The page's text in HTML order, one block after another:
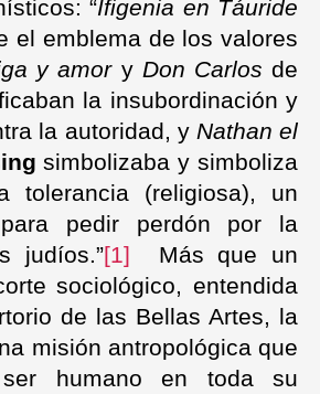
“Ifigenia en Táuride
el emblema de los valores
y amory Don Carlos de
la insubordinación y
la autoridad, y Nathan el
simbolizaba y simboliza
tolerancia (religiosa), un
pedir perdón por la
judíos.”[1]
Más que un
sociológico, entendida
de las Bellas Artes, la
misión antropológica que
humano en toda su